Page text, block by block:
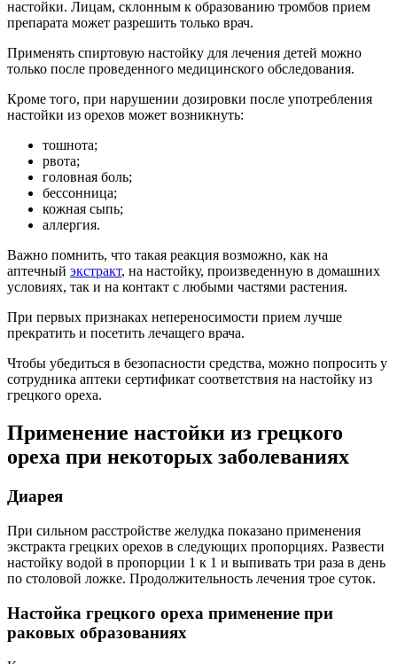
настойки. Лицам, склонным к образованию тромбов прием
препарата может разрешить только врач.
Применять спиртовую настойку для лечения детей можно
только после проведенного медицинского обследования.
Кроме того, при нарушении дозировки после употребления
настойки из орехов может возникнуть:
тошнота;
рвота;
головная боль;
бессонница;
кожная сыпь;
аллергия.
Важно помнить, что такая реакция возможно, как на
аптечный экстракт, на настойку, произведенную в домашних
условиях, так и на контакт с любыми частями растения.
При первых признаках непереносимости прием лучше
прекратить и посетить лечащего врача.
Чтобы убедиться в безопасности средства, можно попросить у
сотрудника аптеки сертификат соответствия на настойку из
грецкого ореха.
Применение настойки из грецкого
ореха при некоторых заболеваниях
Диарея
При сильном расстройстве желудка показано применения
экстракта грецких орехов в следующих пропорциях. Развести
настойку водой в пропорции 1 к 1 и выпивать три раза в день
по столовой ложке. Продолжительность лечения трое суток.
Настойка грецкого ореха применение при
раковых образованиях